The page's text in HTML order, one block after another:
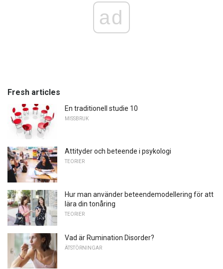
ad
Fresh articles
En traditionell studie 10
MISSBRUK
Attityder och beteende i psykologi
TEORIER
Hur man använder beteendemodellering för att
lära din tonåring
TEORIER
Vad är Rumination Disorder?
ÄTSTÖRNINGAR